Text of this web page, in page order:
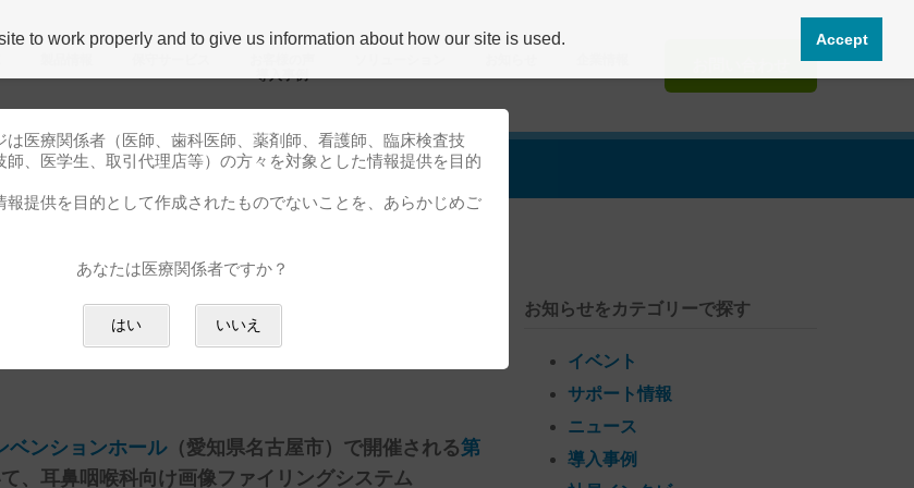
導⼊事例
らせ
会・学術講演会」企業展示出
ベンションホール（愛知県名古屋市）で開催される第
、耳鼻咽喉科向け画像ファイリングシステム
お知らせをカテゴリーで探す
イベント
サポート情報
ニュース
導入事例
は医療関係者（医師、歯科医師、薬剤師、看護師、臨床検査技
師、医学生、取引代理店等）の方々を対象とした情報提供を目的
報提供を目的として作成されたものでないことを、あらかじめご
あなたは医療関係者ですか？
はい いいえ
to work properly and to give us information about how our site is used. Accept